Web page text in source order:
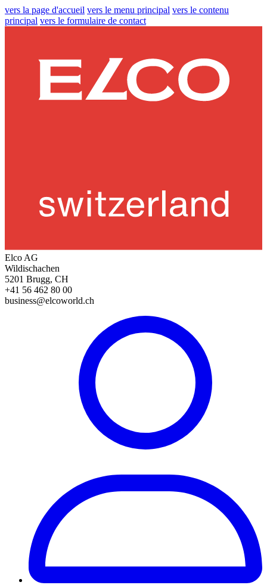
vers la page d'accueil vers le menu principal vers le contenu
principal vers le formulaire de contact
Elco AG
Wildischachen
5201 Brugg, CH
+41 56 462 80 00
business@elcoworld.ch